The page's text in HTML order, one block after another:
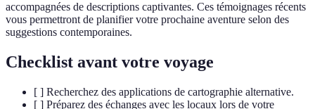
accompagnées de descriptions captivantes. Ces témoignages récents
vous permettront de planifier votre prochaine aventure selon des
suggestions contemporaines.
Checklist avant votre voyage
[ ] Recherchez des applications de cartographie alternative.
[ ] Préparez des échanges avec les locaux lors de votre